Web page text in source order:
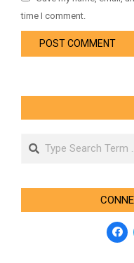
time I comment.
Search